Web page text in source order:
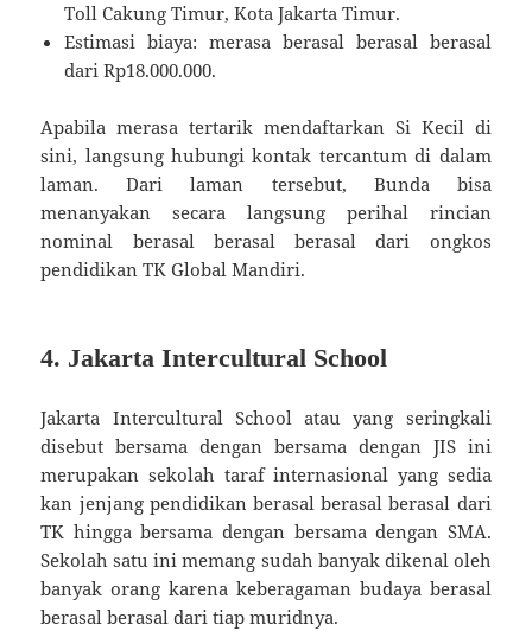
Toll Cakung Timur, Kota Jakarta Timur.
Estimasi biaya: merasa berasal berasal berasal
dari Rp18.000.000.
Apabila merasa tertarik mendaftarkan Si Kecil di
sini, langsung hubungi kontak tercantum di dalam
laman. Dari laman tersebut, Bunda bisa
menanyakan secara langsung perihal rincian
nominal berasal berasal berasal dari ongkos
pendidikan TK Global Mandiri.
4. Jakarta Intercultural School
Jakarta Intercultural School atau yang seringkali
disebut bersama dengan bersama dengan JIS ini
merupakan sekolah taraf internasional yang sedia
kan jenjang pendidikan berasal berasal berasal dari
TK hingga bersama dengan bersama dengan SMA.
Sekolah satu ini memang sudah banyak dikenal oleh
banyak orang karena keberagaman budaya berasal
berasal berasal dari tiap muridnya.